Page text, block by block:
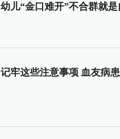
幼儿“金口难开”不合群就
记牢这些注意事项 血友病